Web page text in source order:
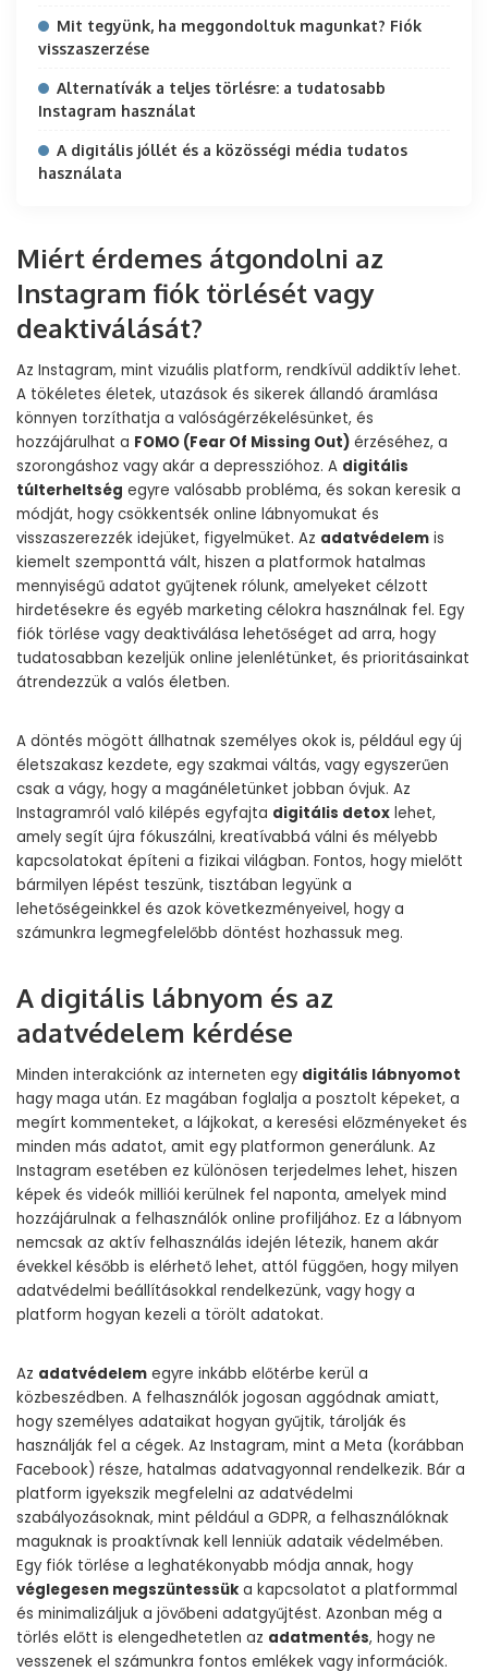
Mit tegyünk, ha meggondoltuk magunkat? Fiók
visszaszerzése
Alternatívák a teljes törlésre: a tudatosabb
Instagram használat
A digitális jóllét és a közösségi média tudatos
használata
Miért érdemes átgondolni az
Instagram fiók törlését vagy
deaktiválását?
Az Instagram, mint vizuális platform, rendkívül addiktív lehet.
A tökéletes életek, utazások és sikerek állandó áramlása
könnyen torzíthatja a valóságérzékelésünket, és
hozzájárulhat a FOMO (Fear Of Missing Out) érzéséhez, a
szorongáshoz vagy akár a depresszióhoz. A digitális
túlterheltség egyre valósabb probléma, és sokan keresik a
módját, hogy csökkentsék online lábnyomukat és
visszaszerezzék idejüket, figyelmüket. Az adatvédelem is
kiemelt szemponttá vált, hiszen a platformok hatalmas
mennyiségű adatot gyűjtenek rólunk, amelyeket célzott
hirdetésekre és egyéb marketing célokra használnak fel. Egy
fiók törlése vagy deaktiválása lehetőséget ad arra, hogy
tudatosabban kezeljük online jelenlétünket, és prioritásainkat
átrendezzük a valós életben.
A döntés mögött állhatnak személyes okok is, például egy új
életszakasz kezdete, egy szakmai váltás, vagy egyszerűen
csak a vágy, hogy a magánéletünket jobban óvjuk. Az
Instagramról való kilépés egyfajta digitális detox lehet,
amely segít újra fókuszálni, kreatívabbá válni és mélyebb
kapcsolatokat építeni a fizikai világban. Fontos, hogy mielőtt
bármilyen lépést teszünk, tisztában legyünk a
lehetőségeinkkel és azok következményeivel, hogy a
számunkra legmegfelelőbb döntést hozhassuk meg.
A digitális lábnyom és az
adatvédelem kérdése
Minden interakciónk az interneten egy digitális lábnyomot
hagy maga után. Ez magában foglalja a posztolt képeket, a
megírt kommenteket, a lájkokat, a keresési előzményeket és
minden más adatot, amit egy platformon generálunk. Az
Instagram esetében ez különösen terjedelmes lehet, hiszen
képek és videók milliói kerülnek fel naponta, amelyek mind
hozzájárulnak a felhasználók online profiljához. Ez a lábnyom
nemcsak az aktív felhasználás idején létezik, hanem akár
évekkel később is elérhető lehet, attól függően, hogy milyen
adatvédelmi beállításokkal rendelkezünk, vagy hogy a
platform hogyan kezeli a törölt adatokat.
Az adatvédelem egyre inkább előtérbe kerül a
közbeszédben. A felhasználók jogosan aggódnak amiatt,
hogy személyes adataikat hogyan gyűjtik, tárolják és
használják fel a cégek. Az Instagram, mint a Meta (korábban
Facebook) része, hatalmas adatvagyonnal rendelkezik. Bár a
platform igyekszik megfelelni az adatvédelmi
szabályozásoknak, mint például a GDPR, a felhasználóknak
maguknak is proaktívnak kell lenniük adataik védelmében.
Egy fiók törlése a leghatékonyabb módja annak, hogy
véglegesen megszüntessük a kapcsolatot a platformmal
és minimalizáljuk a jövőbeni adatgyűjtést. Azonban még a
törlés előtt is elengedhetetlen az adatmentés, hogy ne
vesszenek el számunkra fontos emlékek vagy információk.